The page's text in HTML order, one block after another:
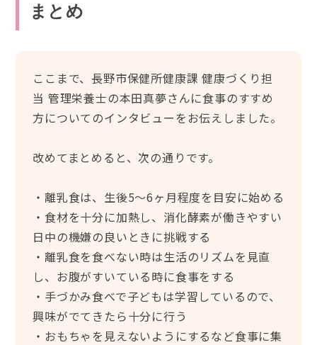
まとめ
ここまで、長野市保健所健康課 健康づくり担
当 管理栄養士の本田真夢さんに食事のすすめ
方についてのインタビューをお伝えしました。
改めてまとめると、次の通りです。
・離乳食は、生後5～6ヶ月程度を目安に始める
・食材を十分に加熱し、消化酵素が働きやすい
日中の機嫌の良いときに挑戦する
・離乳食を食べない時は生活のリズムを見直
し、お腹がすいている時に食事をする
・手づかみ食べで子どもは学習しているので、
興味がでてきたら十分に行う
・おもちゃを見えないようにするなど食事に集